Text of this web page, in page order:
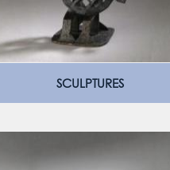
SCULPTURES